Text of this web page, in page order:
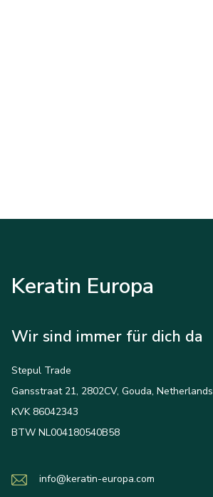
Keratin Europa
Wir sind immer für dich da
Stepul Trade
Gansstraat 21, 2802CV, Gouda, Netherlands
KVK 86042343
BTW NL004180540B58
info@keratin-europa.com